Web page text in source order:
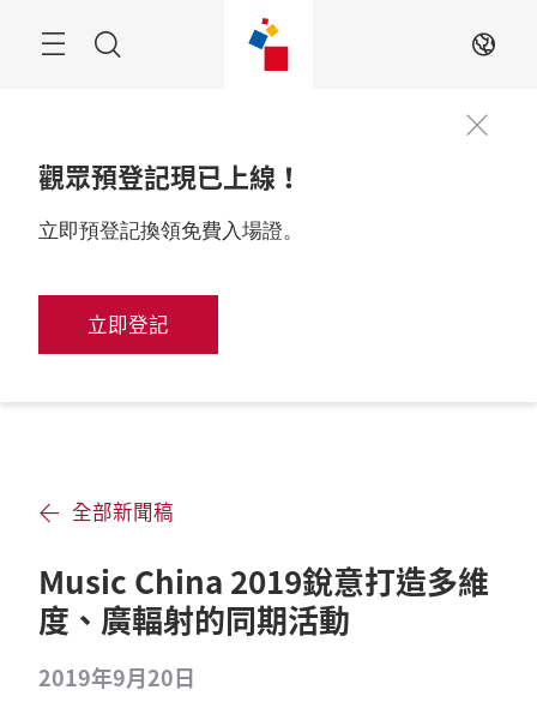
ZH
觀眾預登記現已上線！
立即預登記換領免費入場證。
立即登記
全部新聞稿
Music China 2019銳意打造多維
度、廣輻射的同期活動
2019年9月20日